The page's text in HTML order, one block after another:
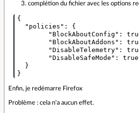
complétion du fichier avec les options
{
  "policies": {
"BlockAboutConfig":
"BlockAboutAddons":
"DisableTelemetry":
"DisableSafeMode":
  }
Enfin, je redémarre Firefox
Problème : cela n'a aucun effet.